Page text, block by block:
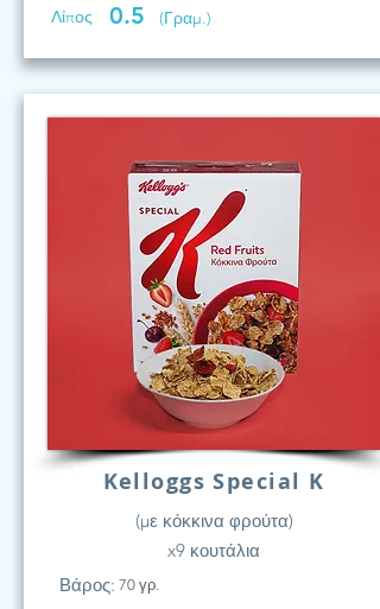
Λίπος
0.5 (Γραμ.)
Kelloggs Special K
(με κόκκινα φρούτα)
x9 κουτάλια
Βάρος: 70 γρ.